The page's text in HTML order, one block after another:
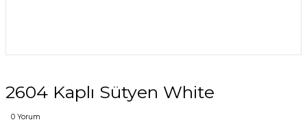
2604 Kaplı Sütyen White
0 Yorum